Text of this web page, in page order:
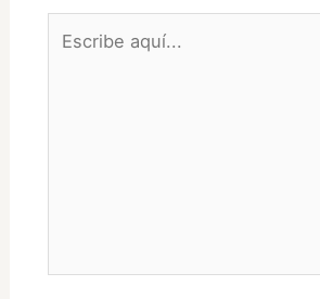
aquí...